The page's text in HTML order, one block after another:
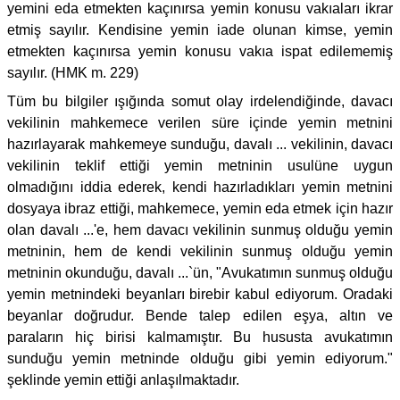
yemini eda etmekten kaçınırsa yemin konusu vakıaları ikrar
etmiş sayılır. Kendisine yemin iade olunan kimse, yemin
etmekten kaçınırsa yemin konusu vakıa ispat edilememiş
sayılır. (HMK m. 229)
Tüm bu bilgiler ışığında somut olay irdelendiğinde, davacı
vekilinin mahkemece verilen süre içinde yemin metnini
hazırlayarak mahkemeye sunduğu, davalı ... vekilinin, davacı
vekilinin teklif ettiği yemin metninin usulüne uygun
olmadığını iddia ederek, kendi hazırladıkları yemin metnini
dosyaya ibraz ettiği, mahkemece, yemin eda etmek için hazır
olan davalı ...'e, hem davacı vekilinin sunmuş olduğu yemin
metninin, hem de kendi vekilinin sunmuş olduğu yemin
metninin okunduğu, davalı ...`ün, "Avukatımın sunmuş olduğu
yemin metnindeki beyanları birebir kabul ediyorum. Oradaki
beyanlar doğrudur. Bende talep edilen eşya, altın ve
paraların hiç birisi kalmamıştır. Bu hususta avukatımın
sunduğu yemin metninde olduğu gibi yemin ediyorum."
şeklinde yemin ettiği anlaşılmaktadır.